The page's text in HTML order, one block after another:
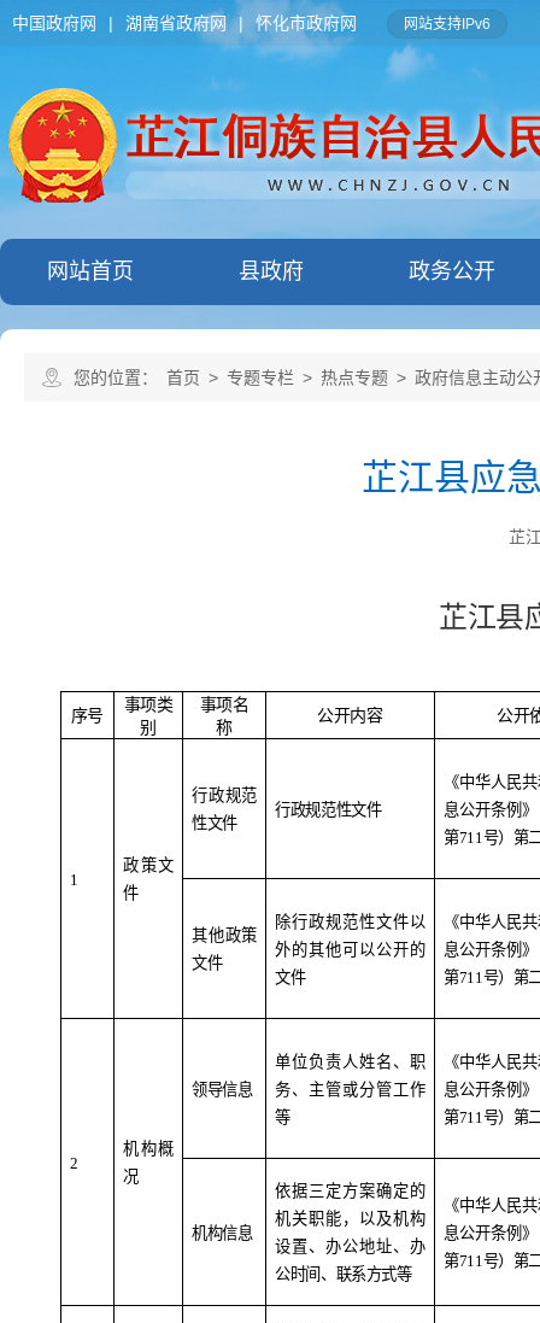
中国政府网 | 湖南省政府网 | 怀化市政府网 网站支持IPv6
网站首页 县政府 政务公开
您的位置： 首页 > 专题专栏 > 热点专题 > 政府信息主动公
芷江县应
芷
芷江县
序号
事项类
别
事项名
称
公开内容 公开
1
政策文
件
行政规范
性文件
行政规范性文件
《中华人民
息公开条例
第711 号）第
其他政策
文件
除行政规范性文件以
外的其他可以公开的
文件
《中华人民
息公开条例
第711 号）第
2
机构概
况
领导信息
单位负责人姓名、职
务、主管或分管工作
等
《中华人民
息公开条例
第711 号）第
机构信息
依据三定方案确定的
机关职能，以及机构
设置、办公地址、办
公时间、联系方式等
《中华人民
息公开条例
第711 号）第